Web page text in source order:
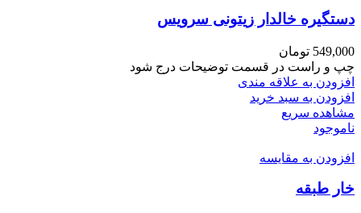
دستگیره خالدار زیتونی سرویس
549,000 تومان
چپ و راست در قسمت توضیحات درج شود
افزودن به علاقه مندی
افزودن به سبد خرید
مشاهده سریع
ناموجود
افزودن به مقایسه
خار طبقه